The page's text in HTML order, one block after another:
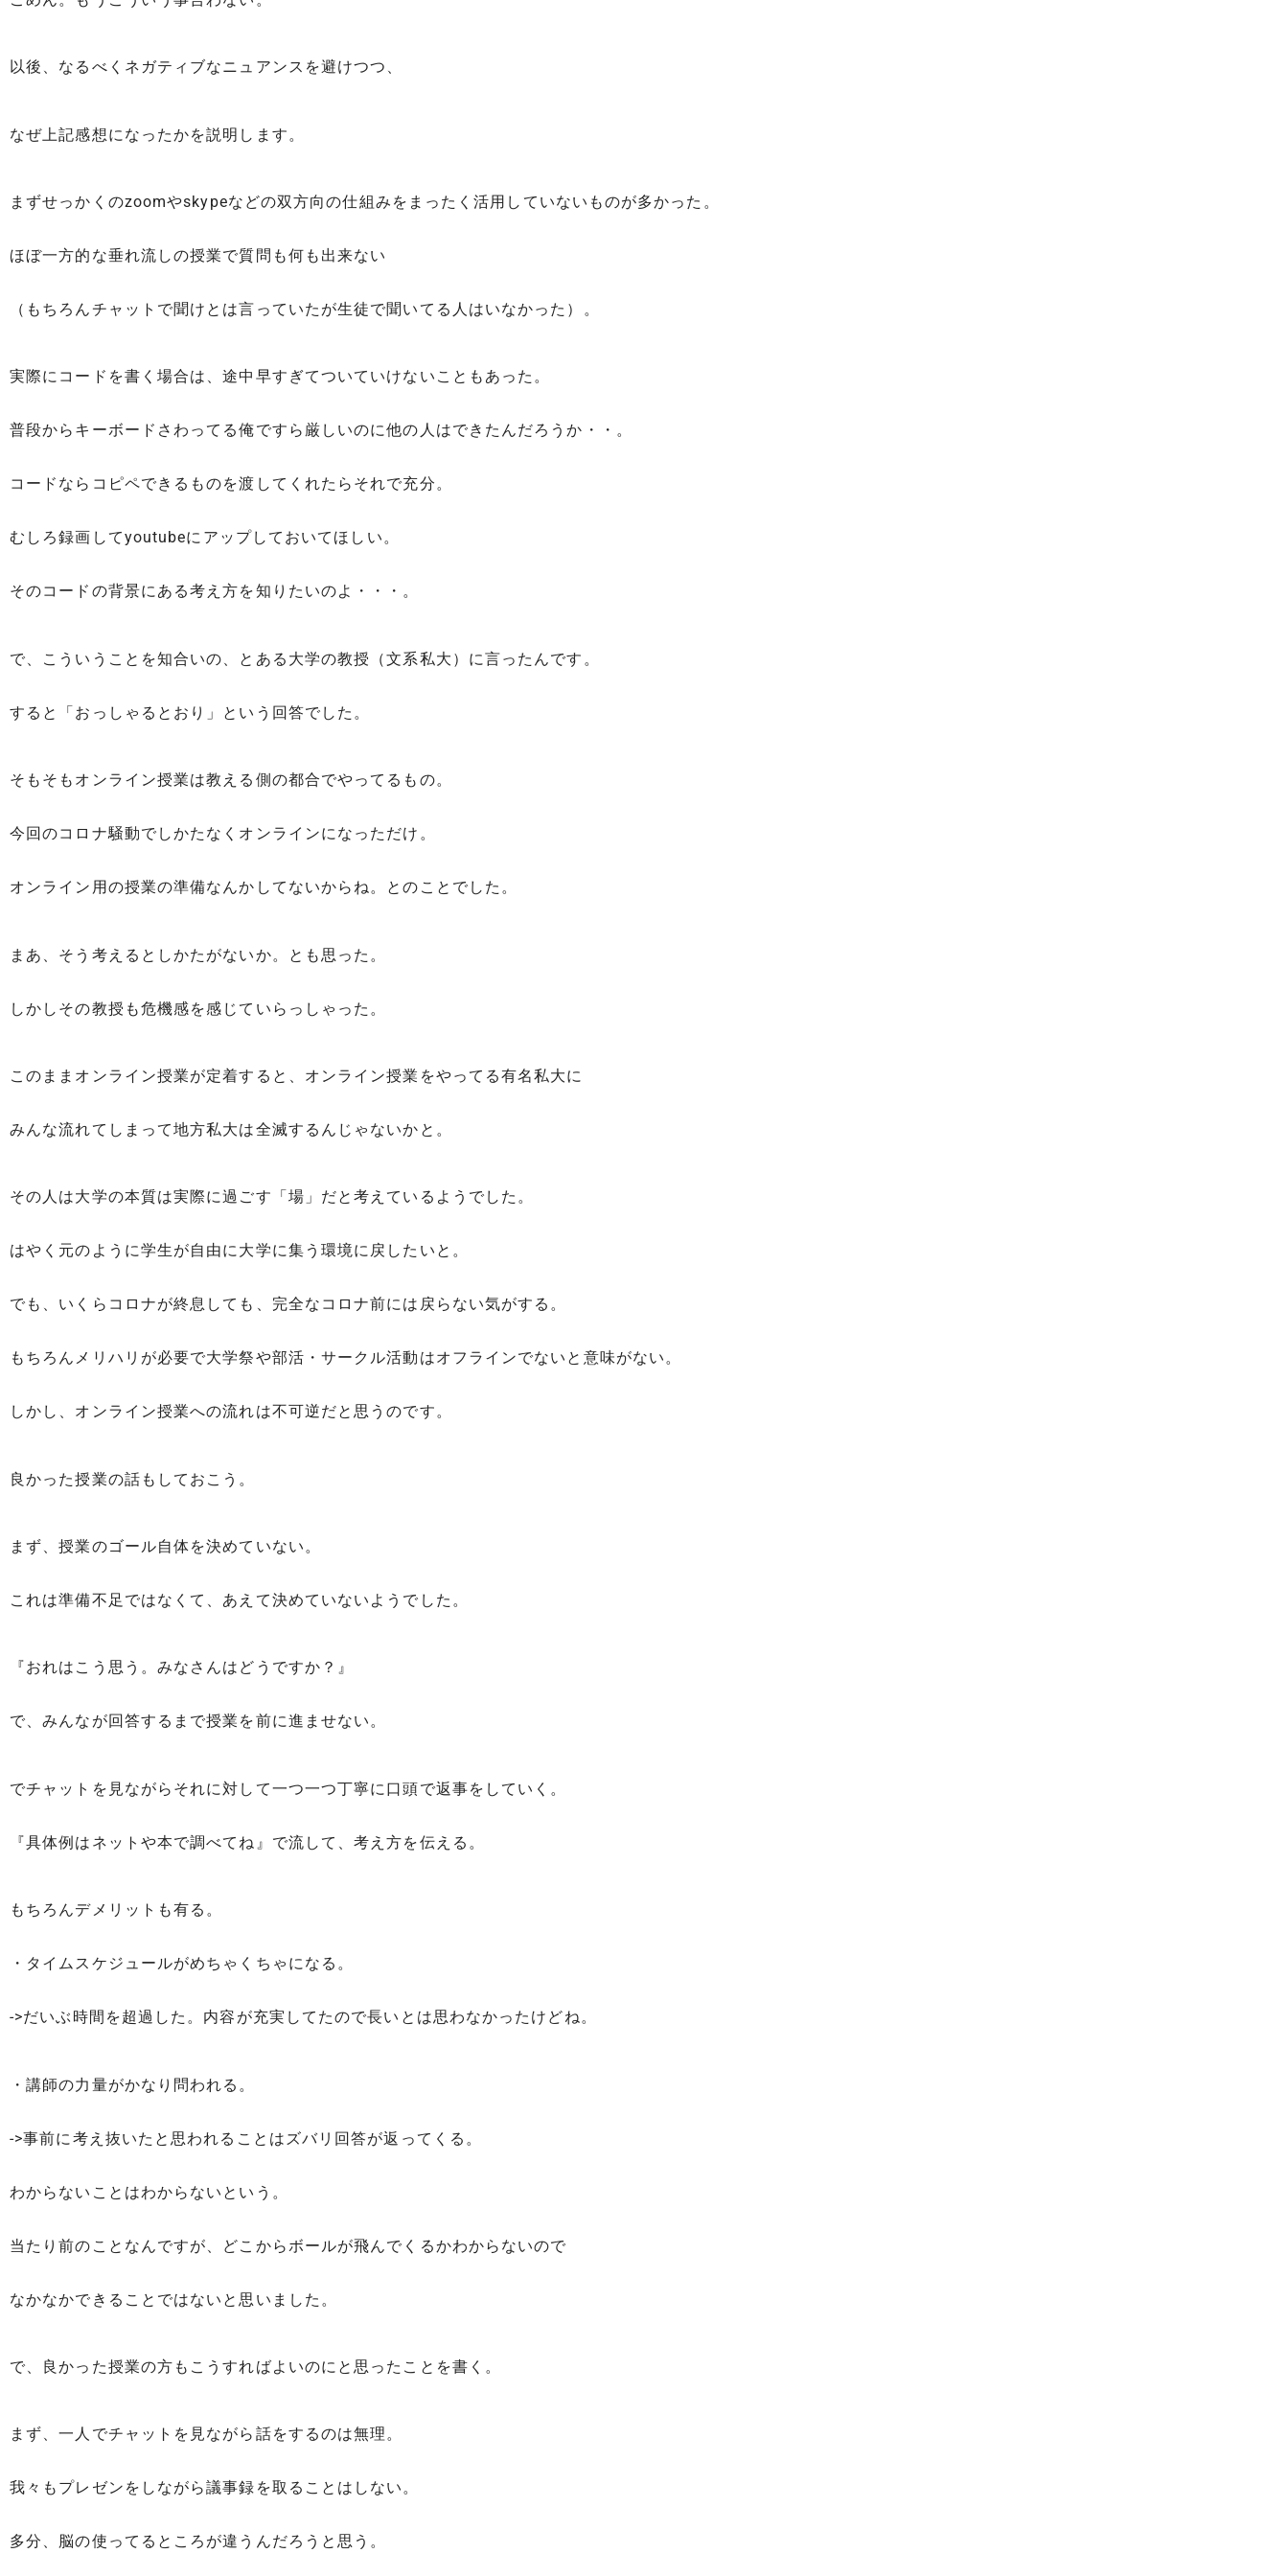
以後、なるべくネガティブなニュアンスを避けつつ、
なぜ上記感想になったかを説明します。
まずせっかくのzoomやskypeなどの双方向の仕組みをまったく活用していないものが多かった。
ほぼ一方的な垂れ流しの授業で質問も何も出来ない
（もちろんチャットで聞けとは言っていたが生徒で聞いてる人はいなかった）。
実際にコードを書く場合は、途中早すぎてついていけないこともあった。
普段からキーボードさわってる俺ですら厳しいのに他の人はできたんだろうか・・。
コードならコピペできるものを渡してくれたらそれで充分。
むしろ録画してyoutubeにアップしておいてほしい。
そのコードの背景にある考え方を知りたいのよ・・・。
で、こういうことを知合いの、とある大学の教授（文系私大）に言ったんです。
すると「おっしゃるとおり」という回答でした。
そもそもオンライン授業は教える側の都合でやってるもの。
今回のコロナ騒動でしかたなくオンラインになっただけ。
オンライン用の授業の準備なんかしてないからね。とのことでした。
まあ、そう考えるとしかたがないか。とも思った。
しかしその教授も危機感を感じていらっしゃった。
このままオンライン授業が定着すると、オンライン授業をやってる有名私大に
みんな流れてしまって地方私大は全滅するんじゃないかと。
その人は大学の本質は実際に過ごす「場」だと考えているようでした。
はやく元のように学生が自由に大学に集う環境に戻したいと。
でも、いくらコロナが終息しても、完全なコロナ前には戻らない気がする。
もちろんメリハリが必要で大学祭や部活・サークル活動はオフラインでないと意味がない。
しかし、オンライン授業への流れは不可逆だと思うのです。
良かった授業の話もしておこう。
まず、授業のゴール自体を決めていない。
これは準備不足ではなくて、あえて決めていないようでした。
『おれはこう思う。みなさんはどうですか？』
で、みんなが回答するまで授業を前に進ませない。
でチャットを見ながらそれに対して一つ一つ丁寧に口頭で返事をしていく。
『具体例はネットや本で調べてね』で流して、考え方を伝える。
もちろんデメリットも有る。
・タイムスケジュールがめちゃくちゃになる。
->だいぶ時間を超過した。内容が充実してたので長いとは思わなかったけどね。
・講師の力量がかなり問われる。
->事前に考え抜いたと思われることはズバリ回答が返ってくる。
わからないことはわからないという。
当たり前のことなんですが、どこからボールが飛んでくるかわからないので
なかなかできることではないと思いました。
で、良かった授業の方もこうすればよいのにと思ったことを書く。
まず、一人でチャットを見ながら話をするのは無理。
我々もプレゼンをしながら議事録を取ることはしない。
多分、脳の使ってるところが違うんだろうと思う。